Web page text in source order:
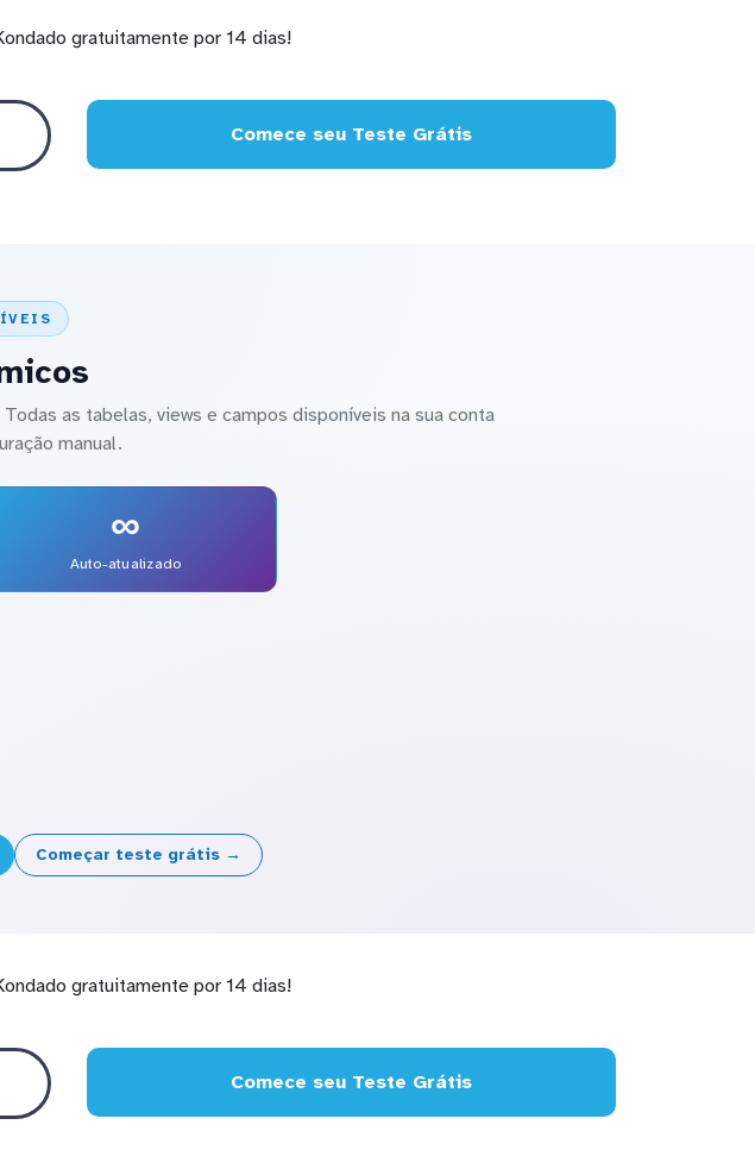
gratuitamente por 14 dias!
Comece seu Teste Grátis
as tabelas, views e campos disponíveis na sua conta
manual.
∞
Auto-atualizado
Começar teste grátis →
gratuitamente por 14 dias!
Comece seu Teste Grátis